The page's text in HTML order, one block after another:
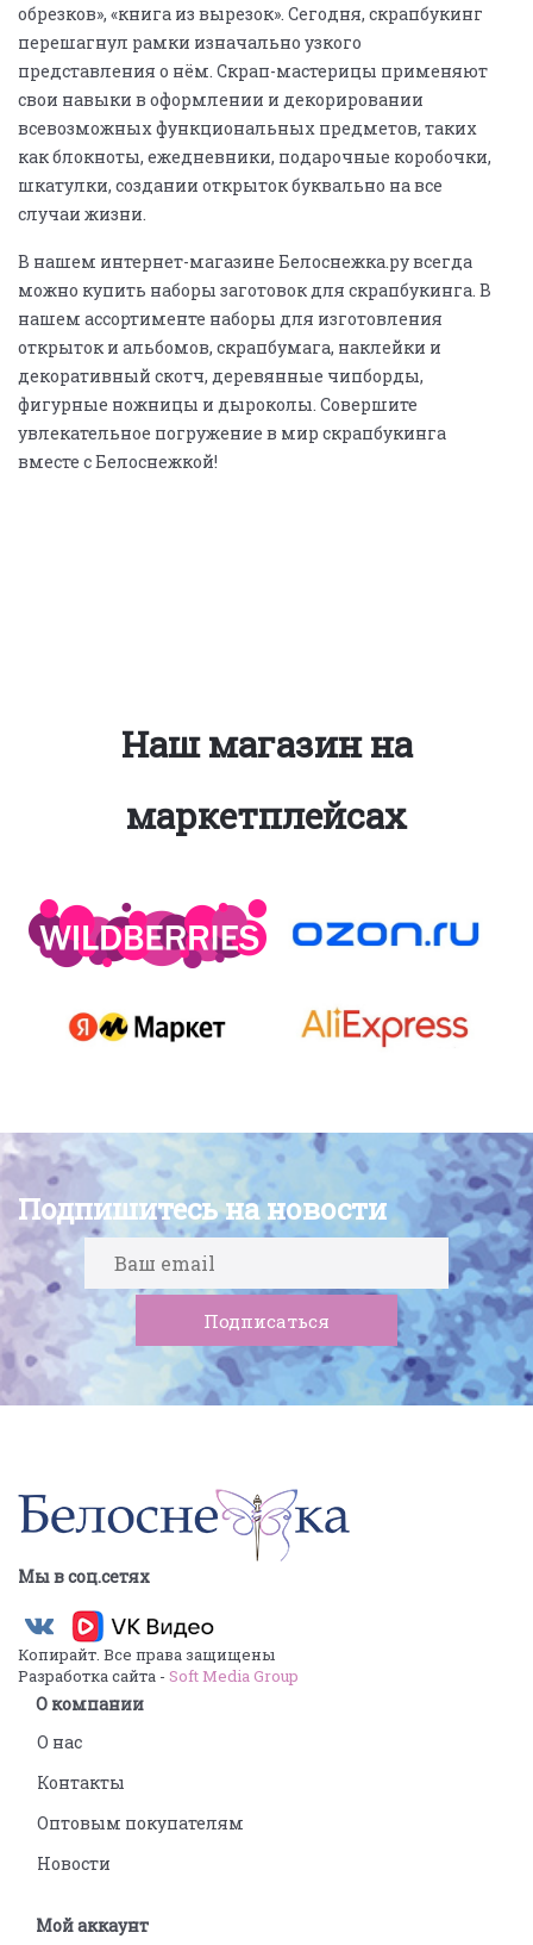
обрезков», «книга из вырезок». Сегодня, скрапбукинг
перешагнул рамки изначально узкого
представления о нём. Скрап-мастерицы применяют
свои навыки в оформлении и декорировании
всевозможных функциональных предметов, таких
как блокноты, ежедневники, подарочные коробочки,
шкатулки, создании открыток буквально на все
случаи жизни.
В нашем интернет-магазине Белоснежка.ру всегда
можно купить наборы заготовок для скрапбукинга. В
нашем ассортименте наборы для изготовления
открыток и альбомов, скрапбумага, наклейки и
декоративный скотч, деревянные чипборды,
фигурные ножницы и дыроколы. Совершите
увлекательное погружение в мир скрапбукинга
вместе с Белоснежкой!
Наш магазин на
маркетплейсах
Подпишитесь на новости
Мы в соц.сетях
Копирайт. Все права защищены
Разработка сайта - Soft Media Group
О компании
О нас
Контакты
Оптовым покупателям
Новости
Мой аккаунт